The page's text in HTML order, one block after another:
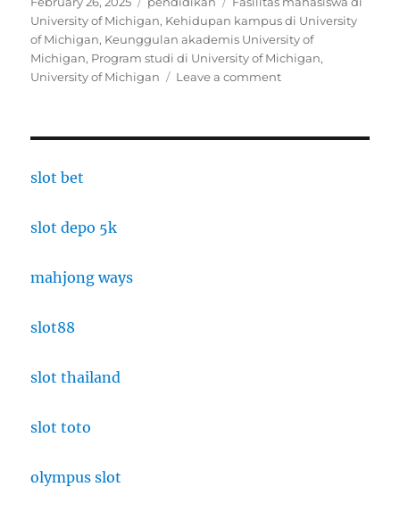
on
University of Michigan, Kehidupan kampus di University
of Michigan, Keunggulan akademis University of
Michigan, Program studi di University of Michigan,
University of Michigan
Leave a commenton
slot bet
slot depo 5k
mahjong ways
slot88
slot thailand
slot toto
olympus slot